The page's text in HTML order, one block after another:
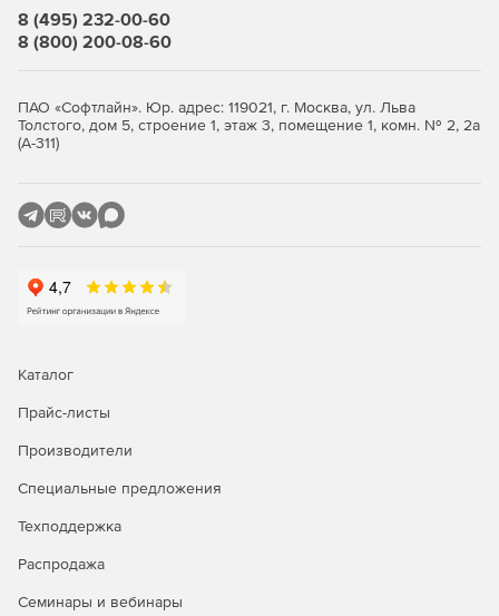
трансформацией растра;
объединение нескольких фрагментов в единое
растровое поле в единой системе координат;
растрового поля;
выполнение цветоделения;
повышение качества изображения и удаление шума;
извлечение контуров объектов из цветных
изображений для последующей векторизации;
сохранение выбранной области просматриваемого
программу в пользовательской системе координат;
использованием матрицы высот в форматах SRTM
8 (495) 232-00-60
8 (800) 200-08-60
ПАО «Софтлайн». Юр. адрес: 119021, г. Москва, ул. Льва
Толстого, дом 5, строение 1, этаж 3, помещение 1, комн. № 2, 2а
(А-311)
Каталог
Прайс-листы
Производители
Специальные предложения
Техподдержка
Распродажа
Семинары и вебинары